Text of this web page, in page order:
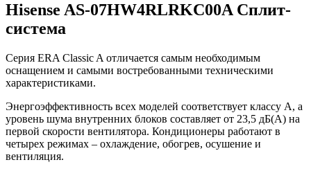
Hisense AS-07HW4RLRKC00A Сплит-
система
Серия ERA Classic A отличается самым необходимым
оснащением и самыми востребованными техническими
характеристиками.
Энергоэффективность всех моделей соответствует классу А, а
уровень шума внутренних блоков составляет от 23,5 дБ(А) на
первой скорости вентилятора. Кондиционеры работают в
четырех режимах – охлаждение, обогрев, осушение и
вентиляция.